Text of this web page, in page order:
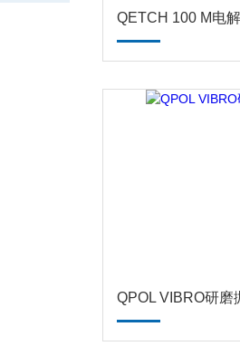
QETCH 100 M电
QPOL VIBRO研磨